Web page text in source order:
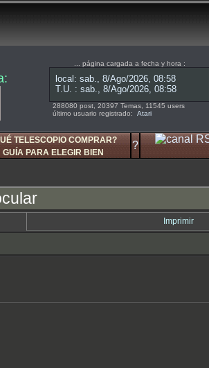
... página cargada a fecha y hora :
288080 post, 20397 Temas, 11545 users
último usuario registrado: Atari
TELESCOPIO COMPRAR?
GUÍA PARA ELEGIR BIEN
?
Imprimir